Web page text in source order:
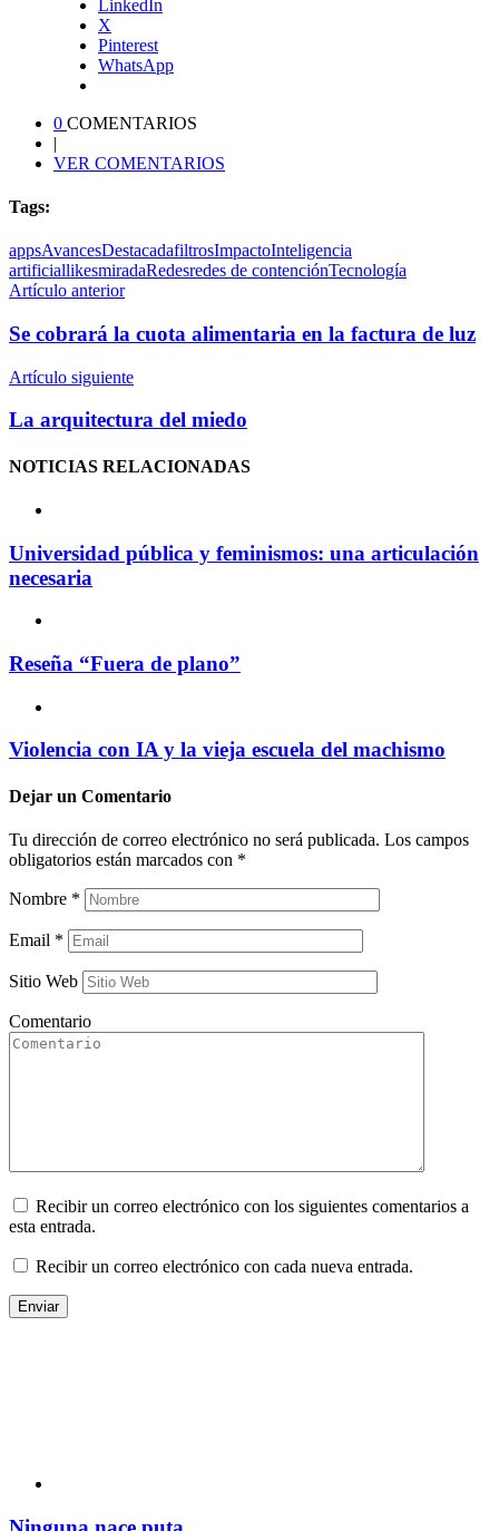
LinkedIn
X
Pinterest
WhatsApp
0 COMENTARIOS
|
VER COMENTARIOS
Tags:
appsAvancesDestacadafiltrosImpactoInteligencia
artificiallikesmiradaRedesredes de contenciónTecnología
Artículo anterior
Se cobrará la cuota alimentaria en la factura de luz
Artículo siguiente
La arquitectura del miedo
NOTICIAS RELACIONADAS
Universidad pública y feminismos: una articulación
necesaria
Reseña “Fuera de plano”
Violencia con IA y la vieja escuela del machismo
Dejar un Comentario
Tu dirección de correo electrónico no será publicada. Los campos
obligatorios están marcados con *
Nombre *
Email *
Sitio Web
Comentario
Recibir un correo electrónico con los siguientes comentarios a
esta entrada.
Recibir un correo electrónico con cada nueva entrada.